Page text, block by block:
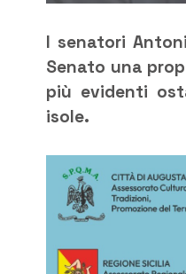
I senatori
Senato una
più evidenti
isole.